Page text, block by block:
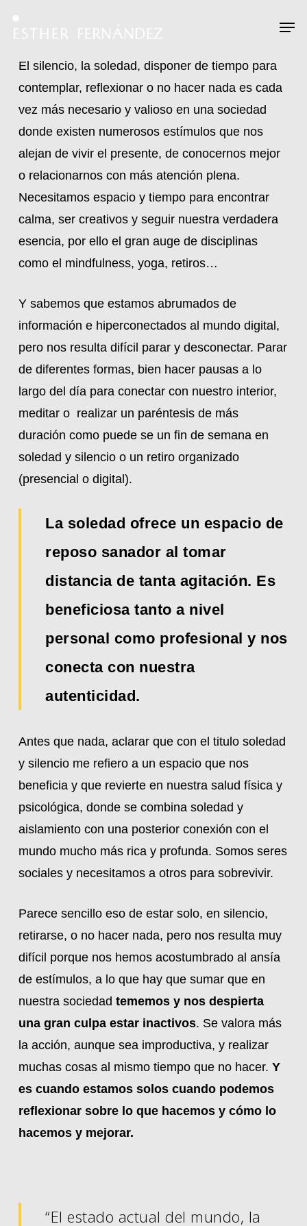
El silencio, la soledad, disponer de tiempo para
contemplar, reflexionar o no hacer nada es cada
vez más necesario y valioso en una sociedad
donde existen numerosos estímulos que nos
alejan de vivir el presente, de conocernos mejor
o relacionarnos con más atención plena.
Necesitamos espacio y tiempo para encontrar
calma, ser creativos y seguir nuestra verdadera
esencia, por ello el gran auge de disciplinas
como el mindfulness, yoga, retiros…
Y sabemos que estamos abrumados de
información e hiperconectados al mundo digital,
pero nos resulta difícil parar y desconectar. Parar
de diferentes formas, bien hacer pausas a lo
largo del día para conectar con nuestro interior,
meditar o realizar un paréntesis de más
duración como puede se un fin de semana en
soledad y silencio o un retiro organizado
(presencial o digital).
La soledad ofrece un espacio de
reposo sanador al tomar
distancia de tanta agitación. Es
beneficiosa tanto a nivel
personal como profesional y nos
conecta con nuestra
autenticidad.
Antes que nada, aclarar que con el titulo soledad
y silencio me refiero a un espacio que nos
beneficia y que revierte en nuestra salud física y
psicológica, donde se combina soledad y
aislamiento con una posterior conexión con el
mundo mucho más rica y profunda. Somos seres
sociales y necesitamos a otros para sobrevivir.
Parece sencillo eso de estar solo, en silencio,
retirarse, o no hacer nada, pero nos resulta muy
difícil porque nos hemos acostumbrado al ansía
de estímulos, a lo que hay que sumar que en
nuestra sociedad tememos y nos despierta
una gran culpa estar inactivos. Se valora más
la acción, aunque sea improductiva, y realizar
muchas cosas al mismo tiempo que no hacer. Y
es cuando estamos solos cuando podemos
reflexionar sobre lo que hacemos y cómo lo
hacemos y mejorar.
“El estado actual del mundo, la